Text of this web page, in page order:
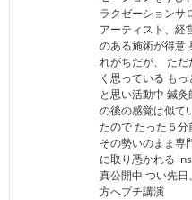
ラクゼーションサ
アーティスト、経
のある施術が得意
れがちだが、 た
く思っている も
と思い活動中 鍼
の後の感覚は似て
たので たった５
その勢いのまま専
に取り憑かれる
真公開中 つい先
方へプチ講演